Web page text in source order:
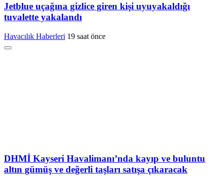
Jetblue uçağına gizlice giren kişi uyuyakaldığı
tuvalette yakalandı
Havacılık Haberleri 19 saat önce
DHMİ Kayseri Havalimanı’nda kayıp ve buluntu
altın gümüş ve değerli taşları satışa çıkaracak